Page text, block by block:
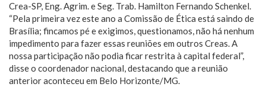
Crea-SP, Eng. Agrim. e Seg. Trab. Hamilton Fernando Schenkel.
“Pela primeira vez este ano a Comissão de Ética está saindo de
Brasília; fincamos pé e exigimos, questionamos, não há nenhum
impedimento para fazer essas reuniões em outros Creas. A
nossa participação não podia ficar restrita à capital federal”,
disse o coordenador nacional, destacando que a reunião
anterior aconteceu em Belo Horizonte/MG.